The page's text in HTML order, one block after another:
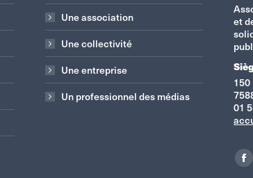
Une association
Une collectivité
Une entreprise
Un professionnel des médias
et
150
01
La